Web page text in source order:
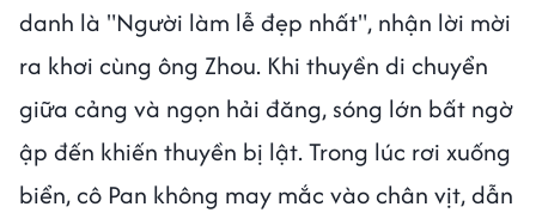
danh là "Người làm lễ đẹp nhất", nhận lời mời
ra khơi cùng ông Zhou. Khi thuyền di chuyển
giữa cảng và ngọn hải đăng, sóng lớn bất ngờ
ập đến khiến thuyền bị lật. Trong lúc rơi xuống
biển, cô Pan không may mắc vào chân vịt, dẫn